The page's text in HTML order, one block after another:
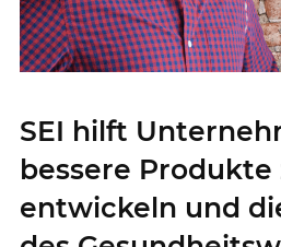
SEI hilft
bessere Produkte
entwickeln und